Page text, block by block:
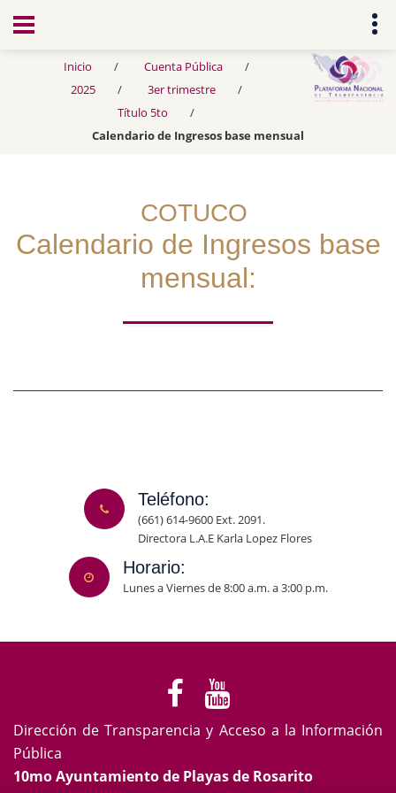
Transparencia
Inicio
Cuenta Pública
2025
3er trimestre
Título 5to
Calendario de Ingresos base mensual
COTUCO
Calendario de Ingresos base
mensual:
Teléfono:
(661) 614-9600 Ext. 2091.
Directora L.A.E Karla Lopez Flores
Horario:
Lunes a Viernes de 8:00 a.m. a 3:00 p.m.
Dirección de Transparencia y Acceso a la Información
Pública
10mo Ayuntamiento de Playas de Rosarito